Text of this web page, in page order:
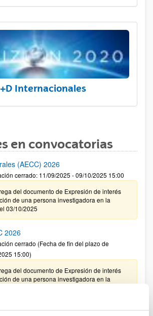
Internacionales
en convocatorias
(AECC) 2026
cerrado: 11/09/2025 - 09/10/2025 15:00
del documento de Expresión de interés
de una persona investigadora en la
03/10/2025
2026
cerrado (Fecha de fin del plazo de
15:00)
del documento de Expresión de interés
de una persona investigadora en la
I EXTRAORDINARIA PARA LA